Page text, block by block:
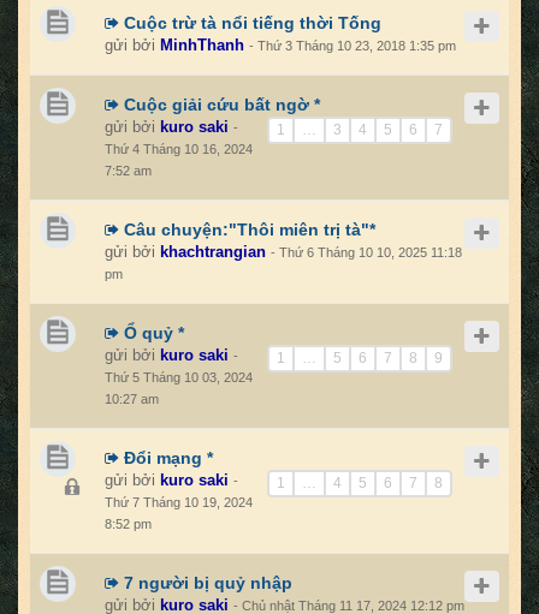
Cuộc trừ tà nổi tiếng thời Tống
gửi bởi MinhThanh - Thứ 3 Tháng 10 23, 2018 1:35 pm
Cuộc giải cứu bất ngờ *
1 … 3 4 5 6 7
gửi bởi kuro saki -
Thứ 4 Tháng 10 16, 2024
7:52 am
Câu chuyện:"Thôi miên trị tà"*
gửi bởi khachtrangian - Thứ 6 Tháng 10 10, 2025 11:18
pm
Ổ quỷ *
1 … 5 6 7 8 9
gửi bởi kuro saki -
Thứ 5 Tháng 10 03, 2024
10:27 am
Đổi mạng *
1 … 4 5 6 7 8
gửi bởi kuro saki -
Thứ 7 Tháng 10 19, 2024
8:52 pm
7 người bị quỷ nhập
gửi bởi kuro saki - Chủ nhật Tháng 11 17, 2024 12:12 pm